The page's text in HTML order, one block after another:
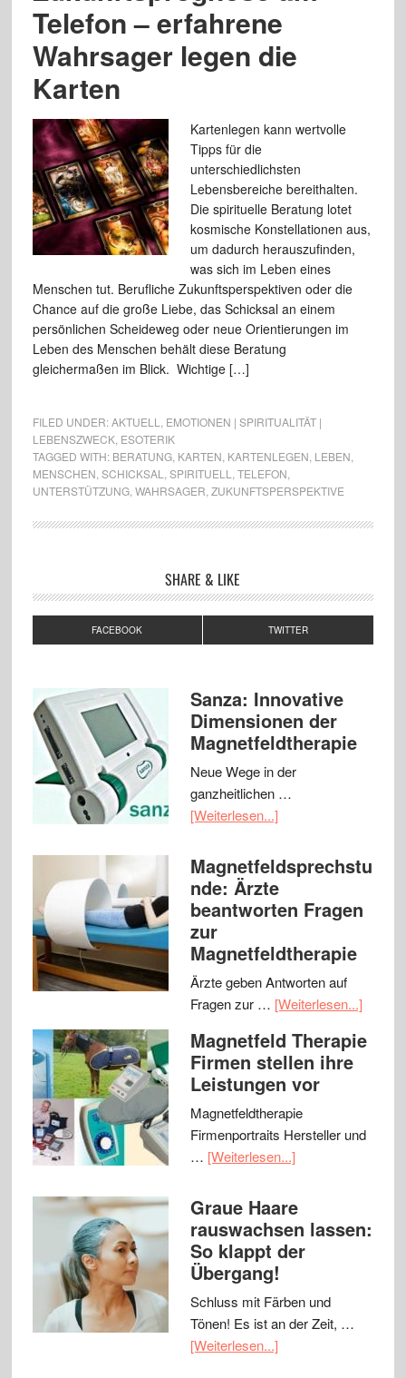
Telefon – erfahrene
Wahrsager legen die
Karten
Kartenlegen kann wertvolle
Tipps für die
unterschiedlichsten
Lebensbereiche bereithalten.
Die spirituelle Beratung lotet
kosmische Konstellationen aus,
um dadurch herauszufinden,
was sich im Leben eines
Menschen tut. Berufliche Zukunftsperspektiven oder die
Chance auf die große Liebe, das Schicksal an einem
persönlichen Scheideweg oder neue Orientierungen im
Leben des Menschen behält diese Beratung
gleichermaßen im Blick. Wichtige […]
FILED UNDER:AKTUELL
EMOTIONEN | SPIRITUALITÄT |
LEBENSZWECK, ESOTERIK
TAGGED WITH: BERATUNG, KARTEN KARTENLEGEN LEBEN
MENSCHEN SCHICKSAL SPIRITUELL TELEFON
UNTERSTÜTZUNG, WAHRSAGER ZUKUNFTSPERSPEKTIVE
SHARE & LIKE
FACEBOOK TWITTER
Sanza: Innovative
Dimensionen der
Magnetfeldtherapie
Neue Wege in der
ganzheitlichen …
[Weiterlesen...]
Magnetfeldsprechstu
nde: Ärzte
beantworten Fragen
zur
Magnetfeldtherapie
Ärzte geben Antworten auf
Fragen zur … [Weiterlesen...]
Magnetfeld Therapie
Firmen stellen ihre
Leistungen vor
Magnetfeldtherapie
Firmenportraits Hersteller und
… [Weiterlesen...]
Graue Haare
rauswachsen lassen:
So klappt der
Übergang!
Schluss mit Färben und
Tönen! Es ist an der Zeit, …
[Weiterlesen...]